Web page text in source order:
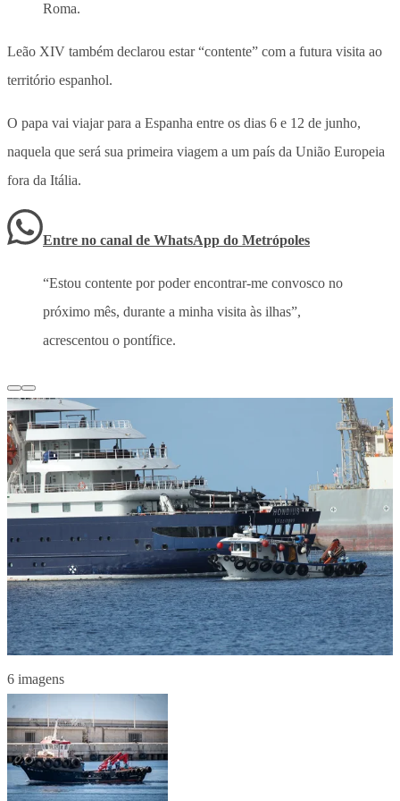
Roma.
Leão XIV também declarou estar “contente” com a futura visita ao
território espanhol.
O papa vai viajar para a Espanha entre os dias 6 e 12 de junho,
naquela que será sua primeira viagem a um país da União Europeia
fora da Itália.
Entre no canal de WhatsApp do Metrópoles
“Estou contente por poder encontrar-me convosco no
próximo mês, durante a minha visita às ilhas”,
acrescentou o pontífice.
6 imagens